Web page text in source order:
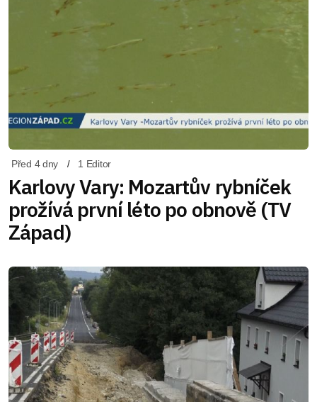
Před 4 dny 1 Editor
Karlovy Vary: Mozartův rybníček
prožívá první léto po obnově (TV
Západ)